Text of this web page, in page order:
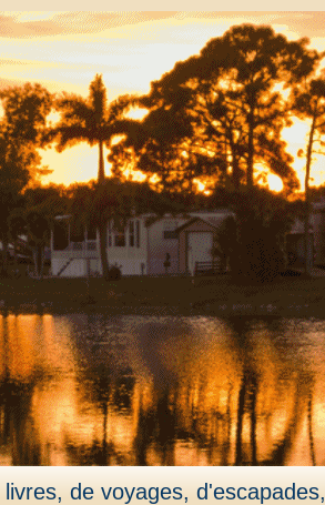
de voyages, d'escapades,